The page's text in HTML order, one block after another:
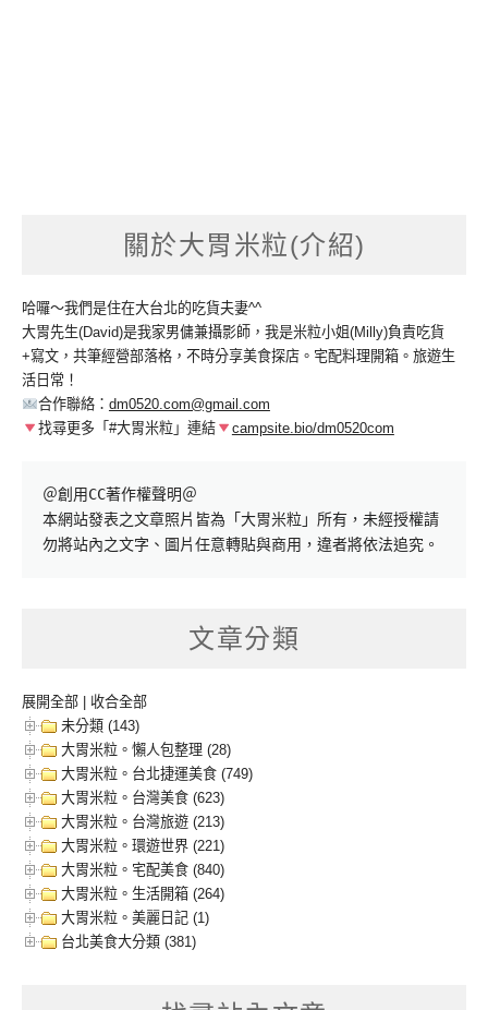
關於大胃米粒(介紹)
哈囉～我們是住在大台北的吃貨夫妻^^
大胃先生(David)是我家男傭兼攝影師，我是米粒小姐(Milly)負責吃貨
+寫文，共筆經營部落格，不時分享美食探店。宅配料理開箱。旅遊生
活日常！
合作聯絡： dm0520.com@gmail.com
找尋更多「#大胃米粒」連結
campsite.bio/dm0520com
＠創用CC著作權聲明＠
本網站發表之文章照片皆為「大胃米粒」所有，未經授權請
勿將站內之文字、圖片任意轉貼與商用，違者將依法追究。
文章分類
展開全部
收合全部
未分類 (143)
大胃米粒。懶人包整理 (28)
大胃米粒。台北捷運美食 (749)
大胃米粒。台灣美食 (623)
大胃米粒。台灣旅遊 (213)
大胃米粒。環遊世界 (221)
大胃米粒。宅配美食 (840)
大胃米粒。生活開箱 (264)
大胃米粒。美麗日記 (1)
台北美食大分類 (381)